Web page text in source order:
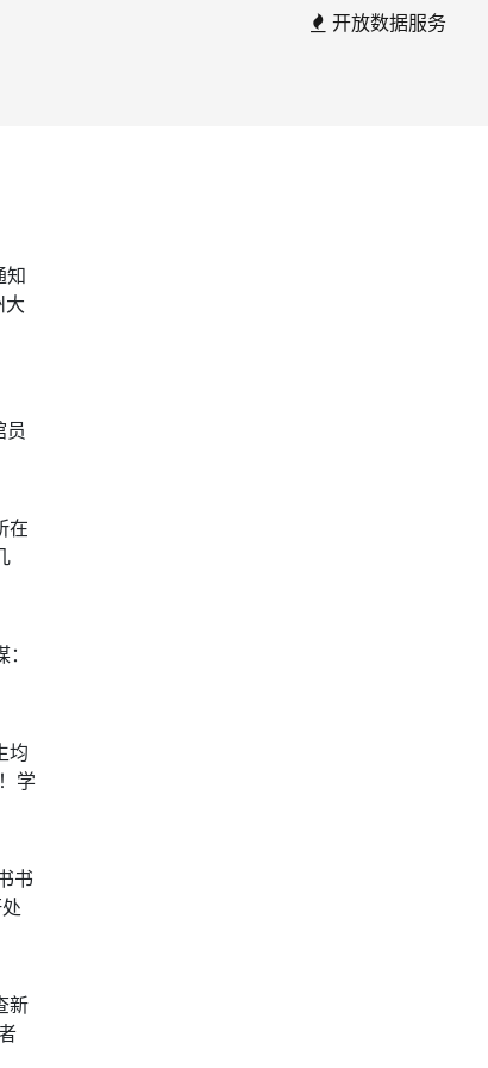
开放数据服务
知
大
在
均
学
书
新